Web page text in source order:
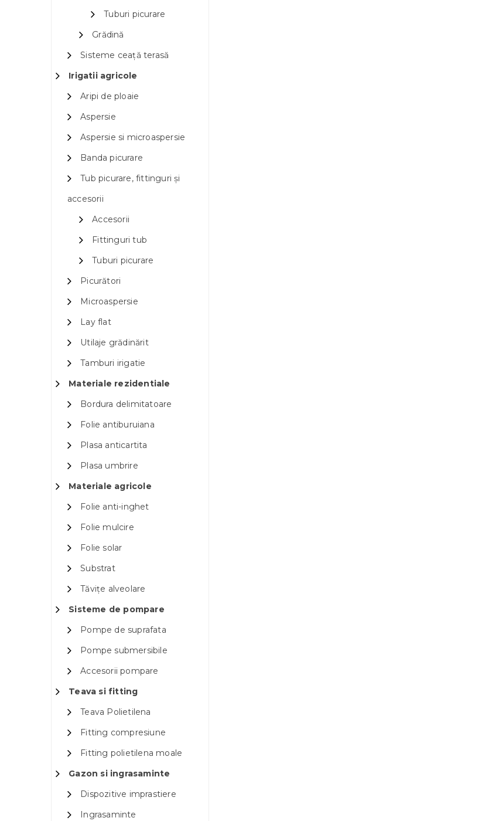
Tuburi picurare
Grădină
Sisteme ceață terasă
Irigatii agricole
Aripi de ploaie
Aspersie
Aspersie si microaspersie
Banda picurare
Tub picurare, fittinguri și
accesorii
Accesorii
Fittinguri tub
Tuburi picurare
Picurători
Microaspersie
Lay flat
Utilaje grădinărit
Tamburi irigatie
Materiale rezidentiale
Bordura delimitatoare
Folie antiburuiana
Plasa anticartita
Plasa umbrire
Materiale agricole
Folie anti-inghet
Folie mulcire
Folie solar
Substrat
Tăvițe alveolare
Sisteme de pompare
Pompe de suprafata
Pompe submersibile
Accesorii pompare
Teava si fitting
Teava Polietilena
Fitting compresiune
Fitting polietilena moale
Gazon si ingrasaminte
Dispozitive imprastiere
Ingrasaminte